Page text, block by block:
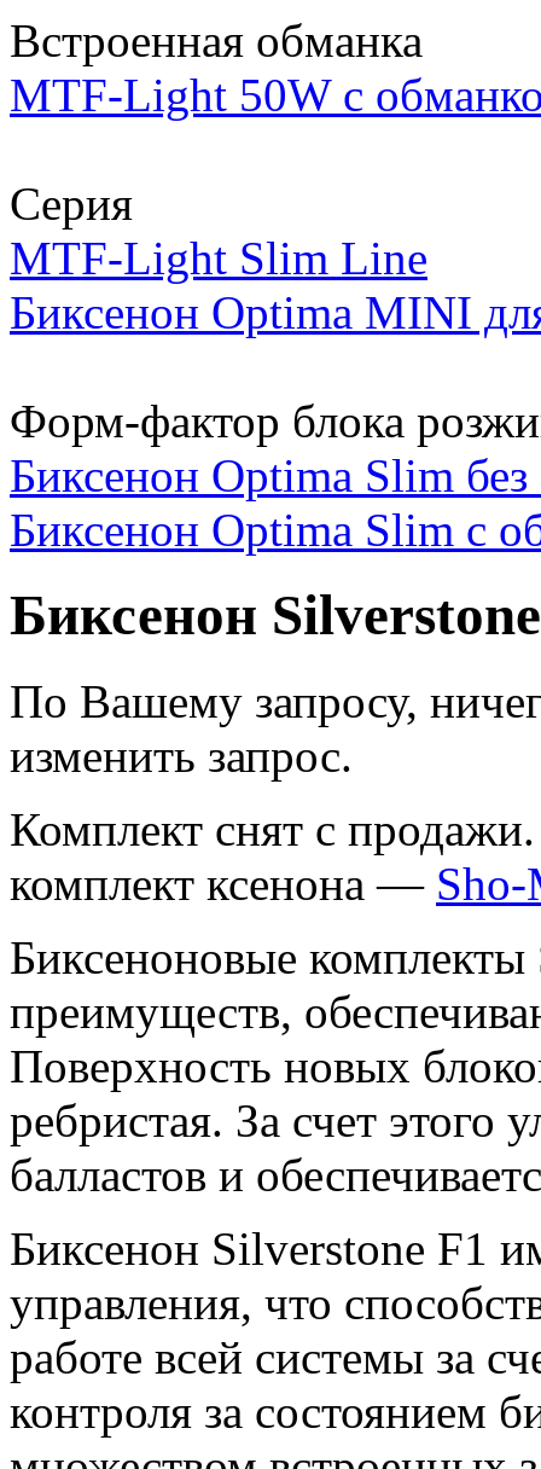
Встроенная обманка
MTF-Light 50W с
Серия
MTF-Light Slim Line
Биксенон Optima MINI
Форм-фактор блока
Биксенон Optima Slim
Биксенон Optima Slim с
Биксенон
По Вашему запросу,
изменить запрос.
Комплект снят с
комплект ксенона — Sho-
Биксеноновые
преимуществ,
Поверхность новых
ребристая. За счет этого
балластов и
Биксенон Silverstone F1
управления, что
работе всей системы за
контроля за состоянием